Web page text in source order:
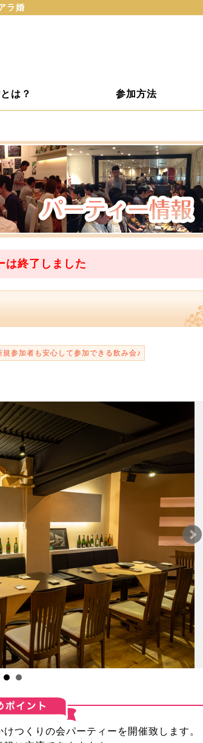
ラ婚
は？ 参加方法
は終了 しました
参加者も安心して参加できる飲み会♪
つくりの会パーティーを開催致します。